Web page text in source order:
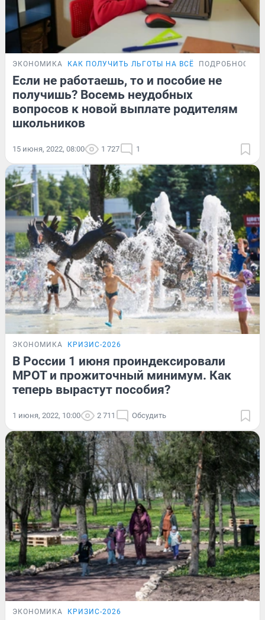
ЭКОНОМИКА КАК ПОЛУЧИТЬ ЛЬГОТЫ НА ВСЁ ПОДРОБНОСТИ
Если не работаешь, то и пособие не
получишь? Восемь неудобных
вопросов к новой выплате родителям
школьников
15 июня, 2022, 08:00 1 727 1
ЭКОНОМИКА КРИЗИС-2026
В России 1 июня проиндексировали
МРОТ и прожиточный минимум. Как
теперь вырастут пособия?
1 июня, 2022, 10:00 2 711 Обсудить
ЭКОНОМИКА КРИЗИС-2026